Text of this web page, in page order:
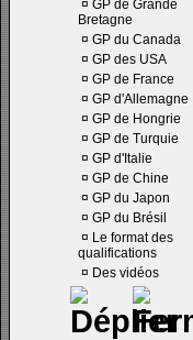
¤ GP de Grande
Bretagne
¤ GP du Canada
¤ GP des USA
¤ GP de France
¤ GP d'Allemagne
¤ GP de Hongrie
¤ GP de Turquie
¤ GP d'Italie
¤ GP de Chine
¤ GP du Japon
¤ GP du Brésil
¤ Le format des
qualifications
¤ Des vidéos